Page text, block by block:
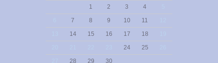
1
2 3 4
7 8 9 10 11
14 15 16 17 18
24 25
28 29 30